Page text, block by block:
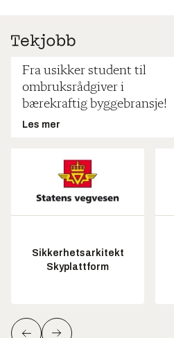
Fra usikker student til
ombruksrådgiver i
bærekraftig byggebransje!
Les mer
Sikkerhetsarkitekt
Skyplattform